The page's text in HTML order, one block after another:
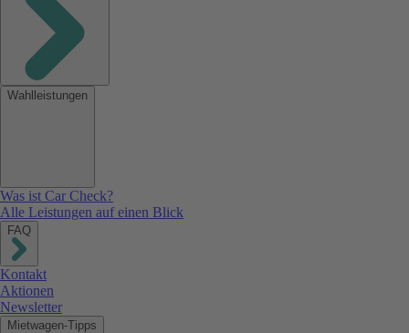
Wahlleistungen
Was ist Car Check?
Alle Leistungen auf einen Blick
FAQ
Kontakt
Aktionen
Newsletter
Mietwagen-Tipps